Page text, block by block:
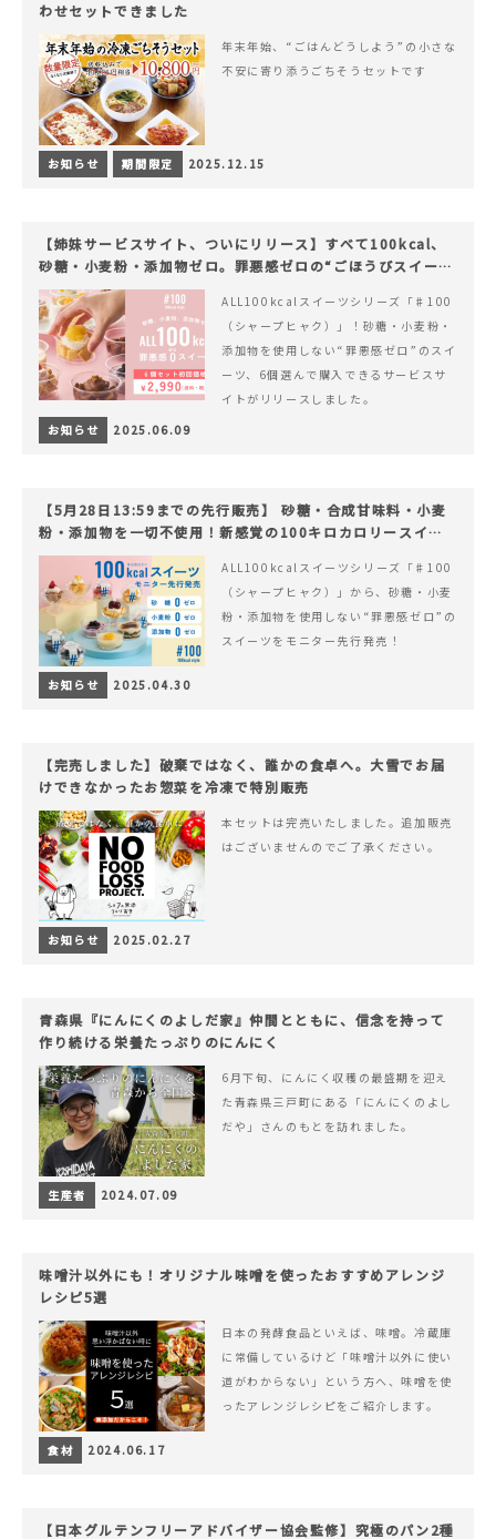
わせセットできました
年末年始、“ごはんどうしよう”の小さな
不安に寄り添うごちそうセットです
お知らせ 期間限定 2025.12.15
【姉妹サービスサイト、ついにリリース】すべて100kcal、
砂糖・小麦粉・添加物ゼロ。罪悪感ゼロの“ごほうびスイー
ツ”『#100（シャープ100）』
ALL100kcalスイーツシリーズ「♯100
（シャープヒャク）」！砂糖・小麦粉・
添加物を使用しない“罪悪感ゼロ”のスイ
ーツ、6個選んで購入できるサービスサ
イトがリリースしました。
お知らせ
2025.06.09
【5月28日13:59までの先行販売】 砂糖・合成甘味料・小麦
粉・添加物を一切不使用！新感覚の100キロカロリースイー
ツでヘルシーライフを。
ALL100kcalスイーツシリーズ「♯100
（シャープヒャク）」から、砂糖・小麦
粉・添加物を使用しない“罪悪感ゼロ”の
スイーツをモニター先行発売！
お知らせ 2025.04.30
【完売しました】破棄ではなく、誰かの食卓へ。大雪でお届
けできなかったお惣菜を冷凍で特別販売
本セットは完売いたしました。追加販売
はございませんのでご了承ください。
お知らせ 2025.02.27
青森県『にんにくのよしだ家』仲間とともに、信念を持って
作り続ける栄養たっぷりのにんにく
6月下旬、にんにく収穫の最盛期を迎え
た青森県三戸町にある「にんにくのよし
だや」さんのもとを訪れました。
生産者 2024.07.09
味噌汁以外にも！オリジナル味噌を使ったおすすめアレンジ
レシピ5選
日本の発酵食品といえば、味噌。冷蔵庫
に常備しているけど「味噌汁以外に使い
道がわからない」という方へ、味噌を使
ったアレンジレシピをご紹介します。
食材 2024.06.17
【日本グルテンフリーアドバイザー協会監修】究極のパン2種